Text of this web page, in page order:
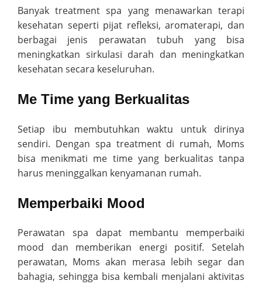
Banyak treatment spa yang menawarkan terapi
kesehatan seperti pijat refleksi, aromaterapi, dan
berbagai jenis perawatan tubuh yang bisa
meningkatkan sirkulasi darah dan meningkatkan
kesehatan secara keseluruhan.
Me Time yang Berkualitas
Setiap ibu membutuhkan waktu untuk dirinya
sendiri. Dengan spa treatment di rumah, Moms
bisa menikmati me time yang berkualitas tanpa
harus meninggalkan kenyamanan rumah.
Memperbaiki Mood
Perawatan spa dapat membantu memperbaiki
mood dan memberikan energi positif. Setelah
perawatan, Moms akan merasa lebih segar dan
bahagia, sehingga bisa kembali menjalani aktivitas